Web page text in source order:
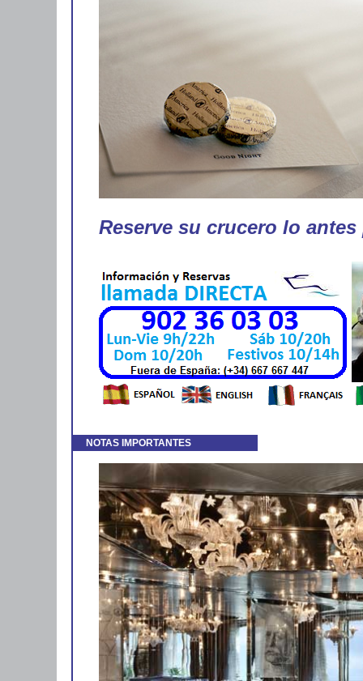
Reserve su crucero lo
NOTAS IMPORTANTES